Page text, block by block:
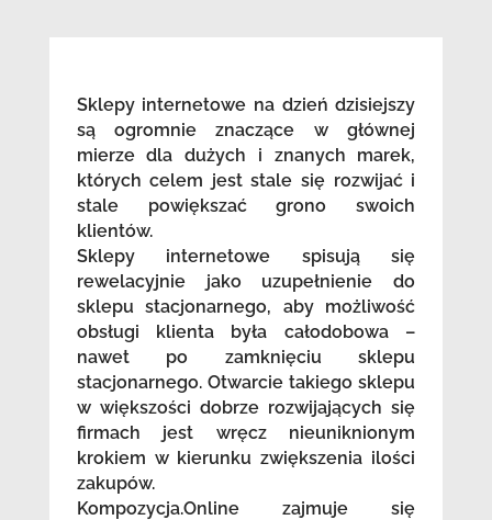
Sklepy internetowe na dzień dzisiejszy
są ogromnie znaczące w głównej
mierze dla dużych i znanych marek,
których celem jest stale się rozwijać i
stale powiększać grono swoich
klientów.
Sklepy internetowe spisują się
rewelacyjnie jako uzupełnienie do
sklepu stacjonarnego, aby możliwość
obsługi klienta była całodobowa –
nawet po zamknięciu sklepu
stacjonarnego. Otwarcie takiego sklepu
w większości dobrze rozwijających się
firmach jest wręcz nieuniknionym
krokiem w kierunku zwiększenia ilości
zakupów.
Kompozycja.Online zajmuje się